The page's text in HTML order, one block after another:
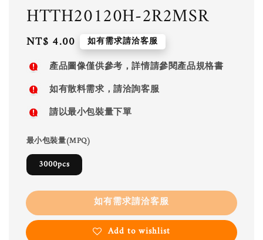
HTTH20120H-2R2MSR
Regular
price
NT$ 4.00 如有需求請洽客服
產品圖像僅供參考，詳情請參閱產品規格書
如有散料需求，請洽詢客服
請以最小包裝量下單
最小包裝量(MPQ)
3000pcs
如有需求請洽客服
Add to wishlist